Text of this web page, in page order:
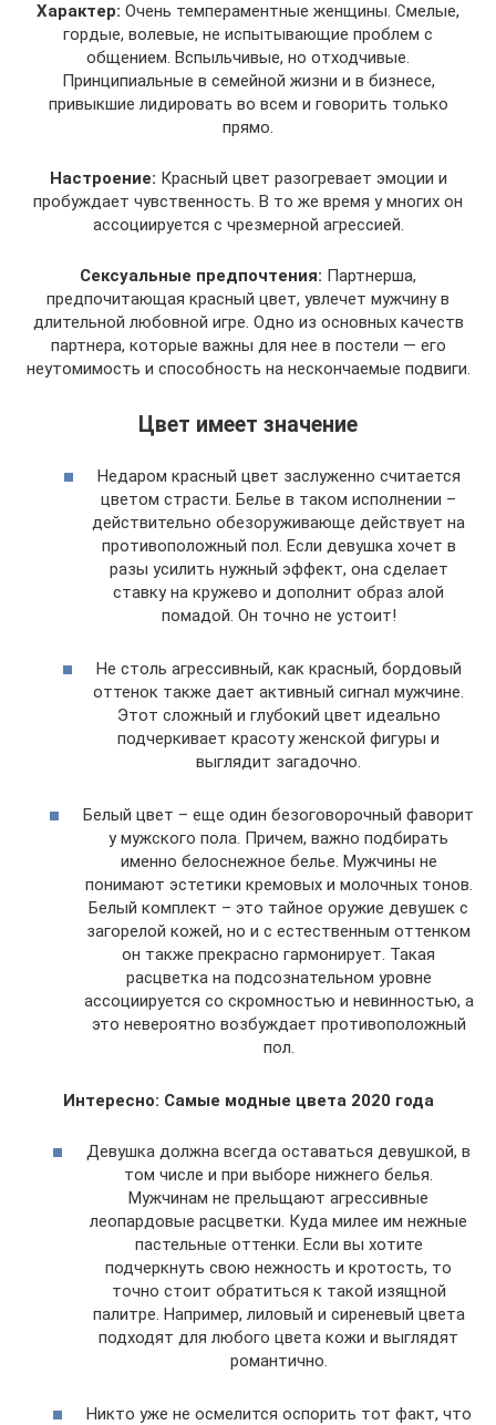
Характер: Очень темпераментные женщины. Смелые,
гордые, волевые, не испытывающие проблем с
общением. Вспыльчивые, но отходчивые.
Принципиальные в семейной жизни и в бизнесе,
привыкшие лидировать во всем и говорить только
прямо.
Настроение: Красный цвет разогревает эмоции и
пробуждает чувственность. В то же время у многих он
ассоциируется с чрезмерной агрессией.
Сексуальные предпочтения: Партнерша,
предпочитающая красный цвет, увлечет мужчину в
длительной любовной игре. Одно из основных качеств
партнера, которые важны для нее в постели — его
неутомимость и способность на нескончаемые подвиги.
Цвет имеет значение
Недаром красный цвет заслуженно считается
цветом страсти. Белье в таком исполнении –
действительно обезоруживающе действует на
противоположный пол. Если девушка хочет в
разы усилить нужный эффект, она сделает
ставку на кружево и дополнит образ алой
помадой. Он точно не устоит!
Не столь агрессивный, как красный, бордовый
оттенок также дает активный сигнал мужчине.
Этот сложный и глубокий цвет идеально
подчеркивает красоту женской фигуры и
выглядит загадочно.
Белый цвет – еще один безоговорочный фаворит
у мужского пола. Причем, важно подбирать
именно белоснежное белье. Мужчины не
понимают эстетики кремовых и молочных тонов.
Белый комплект – это тайное оружие девушек с
загорелой кожей, но и с естественным оттенком
он также прекрасно гармонирует. Такая
расцветка на подсознательном уровне
ассоциируется со скромностью и невинностью, а
это невероятно возбуждает противоположный
пол.
Интересно: Самые модные цвета 2020 года
Девушка должна всегда оставаться девушкой, в
том числе и при выборе нижнего белья.
Мужчинам не прельщают агрессивные
леопардовые расцветки. Куда милее им нежные
пастельные оттенки. Если вы хотите
подчеркнуть свою нежность и кротость, то
точно стоит обратиться к такой изящной
палитре. Например, лиловый и сиреневый цвета
подходят для любого цвета кожи и выглядят
романтично.
Никто уже не осмелится оспорить тот факт, что